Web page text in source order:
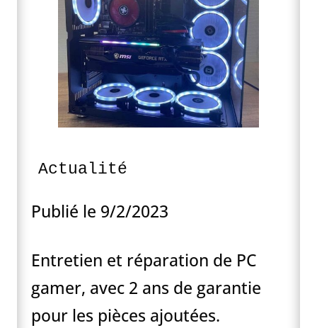
Actualité
Publié le 9/2/2023
Entretien et réparation de PC
gamer, avec 2 ans de garantie
pour les pièces ajoutées.